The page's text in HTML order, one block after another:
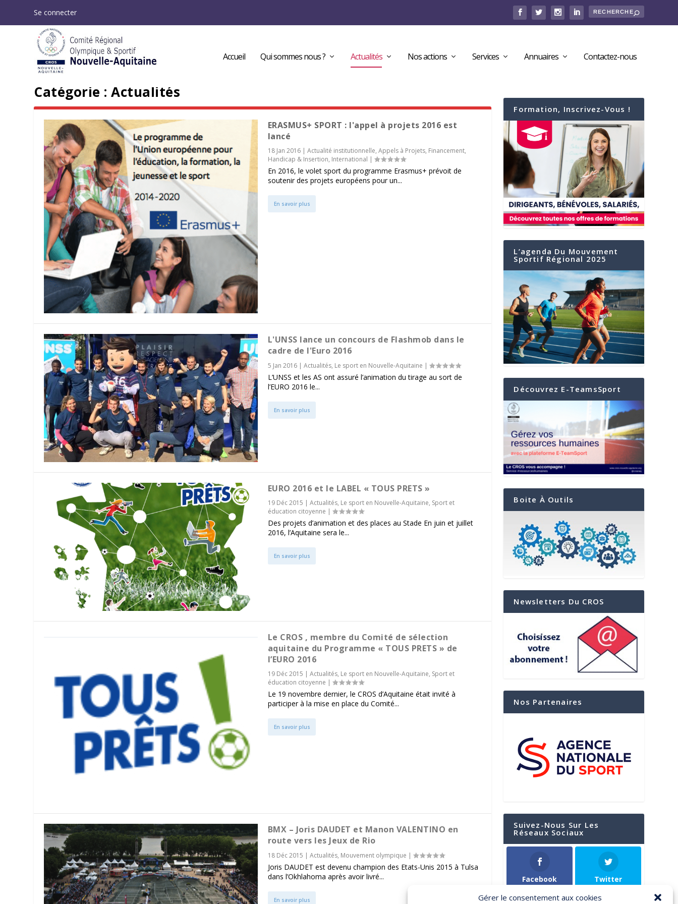
Gérer le consentement aux cookies
Se connecter
Accueil Qui sommes nous ? Actualités Nos actions Services Annuaires Contactez-nous
Catégorie :Actualités
ERASMUS+ SPORT : l'appel à projets 2016 est
lancé
18 Jan 2016| Actualité institutionnelle, Appels à Projets, Financement,
Handicap & Insertion, International |
En 2016, le volet sport du programme Erasmus+ prévoit de
soutenir des projets européens pour un...
En savoir plus
L'UNSS lance un concours de Flashmob dans le
cadre de l'Euro 2016
5 Jan 2016| Actualités, Le sport en Nouvelle-Aquitaine |
L’UNSS et les AS ont assuré l’animation du tirage au sort de
l’EURO 2016 le...
En savoir plus
EURO 2016 et le LABEL « TOUS PRETS »
19 Déc 2015 | Actualités, Le sport en Nouvelle-Aquitaine, Sport et
éducation citoyenne |
Des projets d’animation et des places au Stade En juin et juillet
2016, l’Aquitaine sera le...
En savoir plus
Le CROS , membre du Comité de sélection
aquitaine du Programme « TOUS PRETS » de
l’EURO 2016
19 Déc 2015 | Actualités, Le sport en Nouvelle-Aquitaine, Sport et
éducation citoyenne |
Le 19 novembre dernier, le CROS d’Aquitaine était invité à
participer à la mise en place du Comité...
En savoir plus
BMX – Joris DAUDET et Manon VALENTINO en
route vers les Jeux de Rio
18 Déc 2015 | Actualités, Mouvement olympique |
Joris DAUDET est devenu champion des Etats-Unis 2015 à Tulsa
dans l’Okhlahoma après avoir livré...
En savoir plus
Formation, Inscrivez-Vous !
L’agenda Du Mouvement
Sportif Régional 2025
Découvrez E-TeamsSport
Boite À Outils
Newsletters Du CROS
Nos Partenaires
Suivez-Nous Sur Les
Réseaux Sociaux
Facebook Twitter